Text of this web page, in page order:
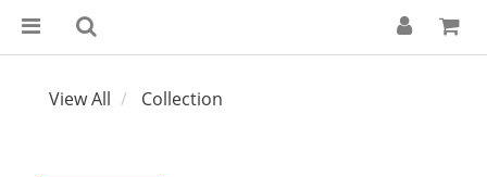
View All Collection